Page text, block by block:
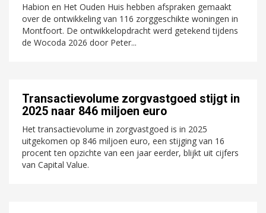
Habion en Het Ouden Huis hebben afspraken gemaakt
over de ontwikkeling van 116 zorggeschikte woningen in
Montfoort. De ontwikkelopdracht werd getekend tijdens
de Wocoda 2026 door Peter...
Transactievolume zorgvastgoed stijgt in
2025 naar 846 miljoen euro
Het transactievolume in zorgvastgoed is in 2025
uitgekomen op 846 miljoen euro, een stijging van 16
procent ten opzichte van een jaar eerder, blijkt uit cijfers
van Capital Value.